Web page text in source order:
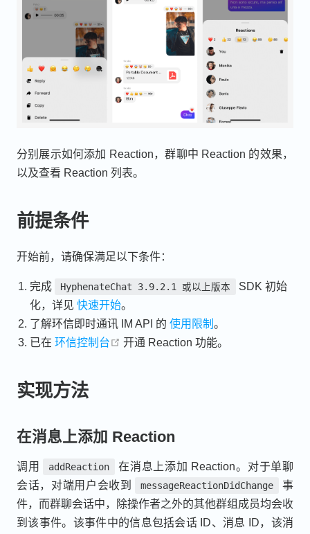
分别展示如何添加 Reaction，群聊中 Reaction 的效果，
以及查看 Reaction 列表。
前提条件
开始前，请确保满足以下条件：
完成 HyphenateChat 3.9.2.1 或以上版本
SDK 初始
化，详见快速开始。
了解环信即时通讯 IM API 的使用限制。
已在环信控制台 open in new window
开通 Reaction 功能。
实现方法
在消息上添加 Reaction
调用 addReaction
在消息上添加 Reaction。对于单聊
会话，对端用户会收到
messageReactionDidChange
事
件，而群聊会话中，除操作者之外的其他群组成员均会收
到该事件。该事件中的信息包括会话 ID、消息 ID，该消